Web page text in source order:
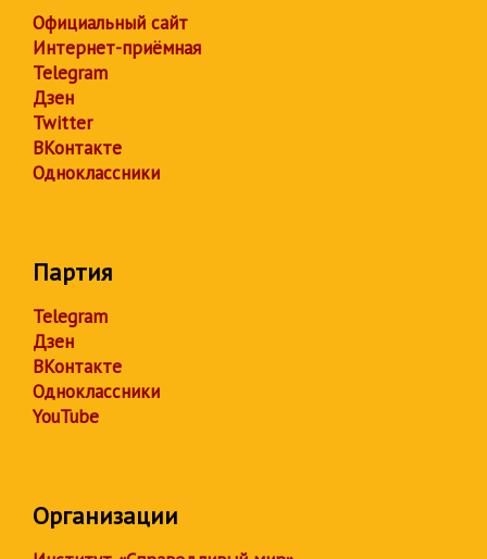
Официальный сайт
Интернет-приёмная
Telegram
Дзен
Twitter
ВКонтакте
Одноклассники
Партия
Telegram
Дзен
ВКонтакте
Одноклассники
YouTube
Организации